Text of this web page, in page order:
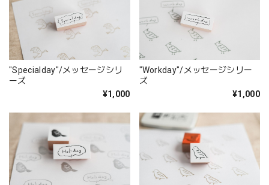
"Specialday"/メッセージシリ
ーズ
¥1,000
"Workday"/メッセージシリー
ズ
¥1,000